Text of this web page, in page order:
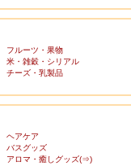
フルーツ・果物
米・雑穀・シリアル
チーズ・乳製品
ヘアケア
バスグッズ
アロマ・癒しグッズ(⇒)